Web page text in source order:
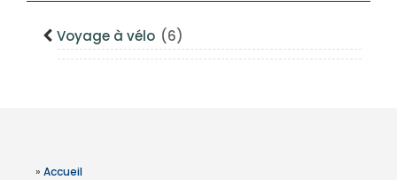
Voyage à vélo (6)
» Accueil